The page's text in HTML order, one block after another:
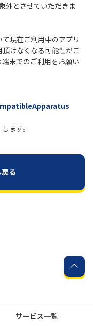
外とさせていただきま
現在ご利用中のアプリ
けなくなる可能性がご
末でのご利用をお願い
ます。
る
サービス一覧